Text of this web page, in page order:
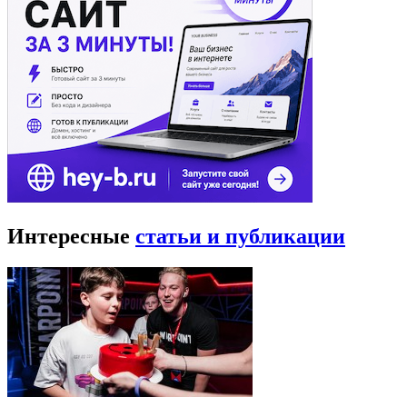
Интересные статьи и публикации